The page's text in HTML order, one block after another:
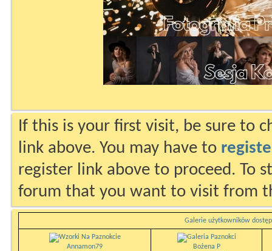
If this is your first visit, be sure to
link above. You may have to
register link above to proceed. To
forum that you want to visit from
Galerie użytkowników
Annamon79
Bożena P